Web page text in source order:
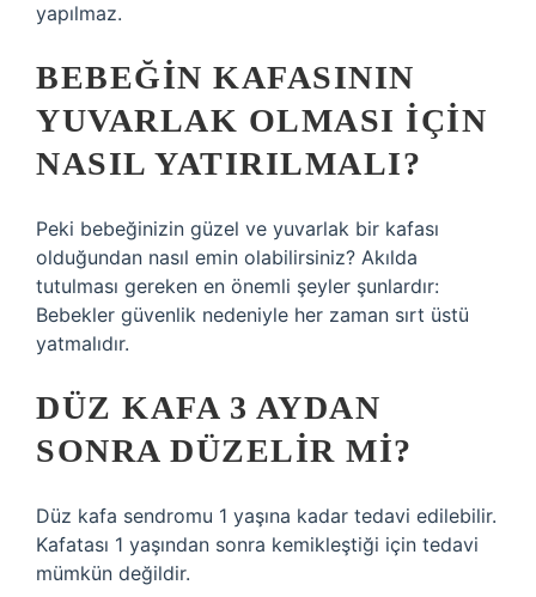
yapılmaz.
BEBEĞIN KAFASININ
YUVARLAK OLMASI IÇIN
NASIL YATIRILMALI?
Peki bebeğinizin güzel ve yuvarlak bir kafası
olduğundan nasıl emin olabilirsiniz? Akılda
tutulması gereken en önemli şeyler şunlardır:
Bebekler güvenlik nedeniyle her zaman sırt üstü
yatmalıdır.
DÜZ KAFA 3 AYDAN
SONRA DÜZELIR MI?
Düz kafa sendromu 1 yaşına kadar tedavi edilebilir.
Kafatası 1 yaşından sonra kemikleştiği için tedavi
mümkün değildir.